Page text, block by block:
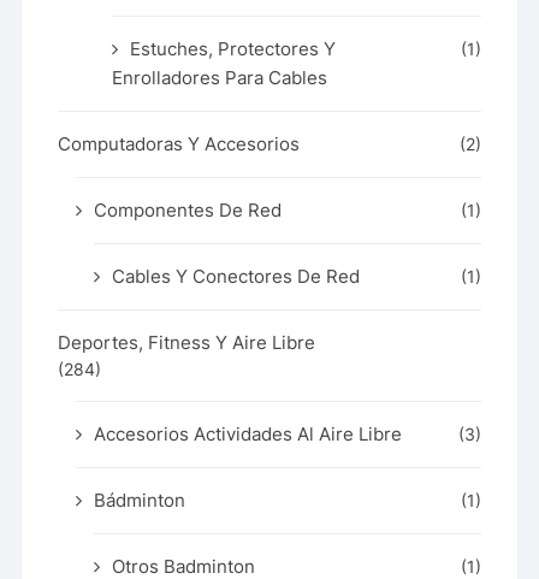
Estuches, Protectores Y
Enrolladores Para Cables
(1)
Computadoras Y Accesorios (2)
Componentes De Red (1)
Cables Y Conectores De Red (1)
Deportes, Fitness Y Aire Libre
(284)
Accesorios Actividades Al Aire Libre (3)
Bádminton (1)
Otros Badminton (1)